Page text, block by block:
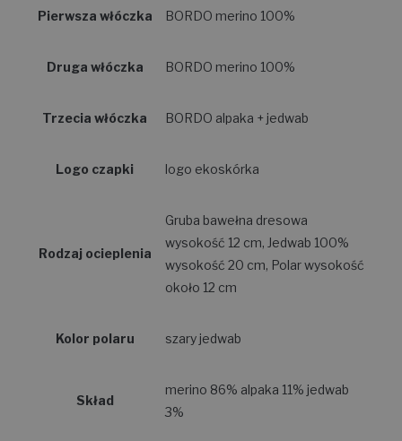
Pierwsza włóczka BORDO merino 100%
Druga włóczka BORDO merino 100%
Trzecia włóczka BORDO alpaka + jedwab
Logo czapki logo ekoskórka
Rodzaj ocieplenia
Gruba bawełna dresowa
wysokość 12 cm, Jedwab 100%
wysokość 20 cm, Polar wysokość
około 12 cm
Kolor polaru szary jedwab
Skład
merino 86% alpaka 11% jedwab
3%